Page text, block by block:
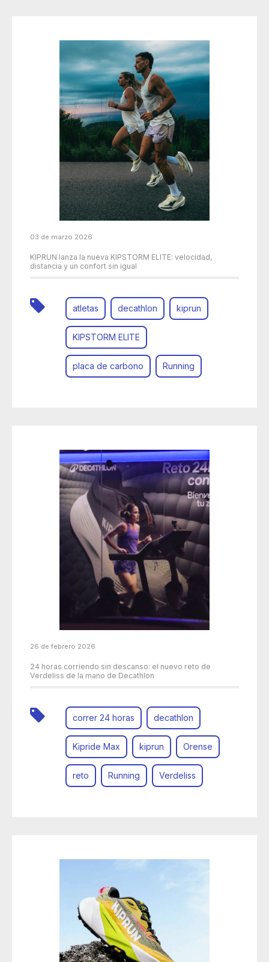
03 de marzo 2026
KIPRUN lanza la nueva KIPSTORM ELITE: velocidad,
distancia y un confort sin igual
atletas decathlon kiprun
KIPSTORM ELITE
placa de carbono Running
26 de febrero 2026
24 horas corriendo sin descanso: el nuevo reto de
Verdeliss de la mano de Decathlon
correr 24 horas decathlon
Kipride Max kiprun Orense
reto Running Verdeliss